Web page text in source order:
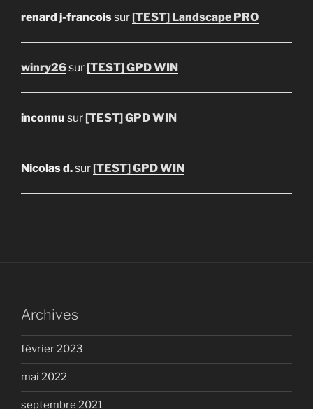
renard j-francoissur[TEST] Landscape PRO
winry26sur[TEST] GPD WIN
inconnu sur[TEST] GPD WIN
Nicolas d.sur[TEST] GPD WIN
Archives
février 2023
mai 2022
septembre 2021